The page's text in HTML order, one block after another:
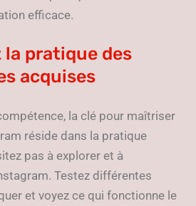
efficace.
la pratique des
acquises
la clé pour maîtriser
réside dans la pratique
pas à explorer et à
Testez différentes
et voyez ce qui fonctionne le